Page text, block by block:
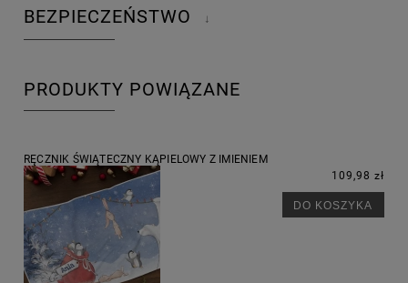
BEZPIECZEŃSTWO ↓
PRODUKTY POWIĄZANE
RĘCZNIK ŚWIĄTECZNY KĄPIELOWY Z IMIENIEM
109,98 zł
DO KOSZYKA